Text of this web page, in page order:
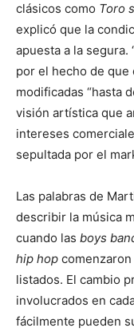
clásicos como Toro
explicó que la
apuesta a la segura.
por el hecho de que
modificadas “hasta
visión artística que
intereses
sepultada por el
Las palabras de
describir la música
cuando las boys
hip hop
listados. El cambio
involucrados en
fácilmente pueden